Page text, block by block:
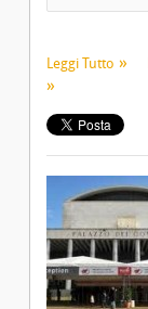
Leggi Tutto